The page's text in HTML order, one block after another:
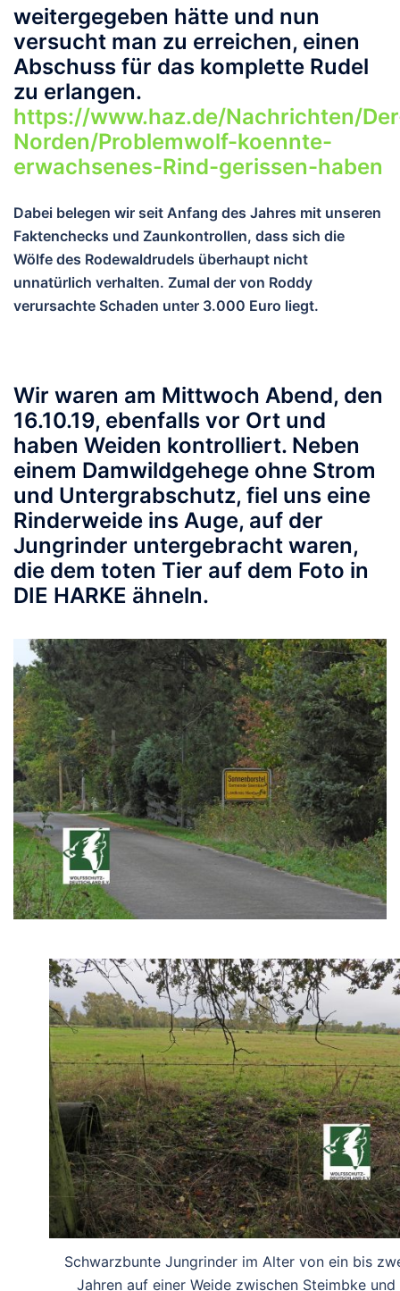
weitergegeben hätte und nun
versucht man zu erreichen, einen
Abschuss für das komplette Rudel
zu erlangen.
https://www.haz.de/Nachrichten/
Norden/Problemwolf-koennte-
erwachsenes-Rind-gerissen-haben
Dabei belegen wir seit Anfang des Jahres mit unseren
Faktenchecks und Zaunkontrollen, dass sich die
Wölfe des Rodewaldrudels überhaupt nicht
unnatürlich verhalten. Zumal der von Roddy
verursachte Schaden unter 3.000 Euro liegt.
Wir waren am Mittwoch Abend, den
16.10.19, ebenfalls vor Ort und
haben Weiden kontrolliert. Neben
einem Damwildgehege ohne Strom
und Untergrabschutz, fiel uns eine
Rinderweide ins Auge, auf der
Jungrinder untergebracht waren,
die dem toten Tier auf dem Foto in
DIE HARKE ähneln.
Schwarzbunte Jungrinder im Alter von ein bis
Jahren auf einer Weide zwischen Steimbke und